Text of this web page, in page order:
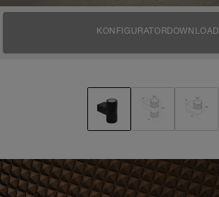
KONFIGURATORDOWNLOAD